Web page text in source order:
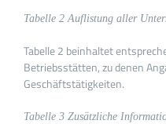
Tabelle 2 Auflistung aller
Tabelle 2 beinhaltet
Betriebsstätten, zu denen
Geschäftstätigkeiten.
Tabelle 3 Zusätzliche